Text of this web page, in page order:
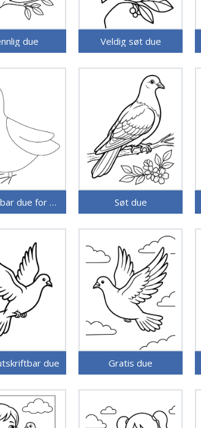
due Veldig søt due
Utskriftbar due for barn Søt due
due Gratis due